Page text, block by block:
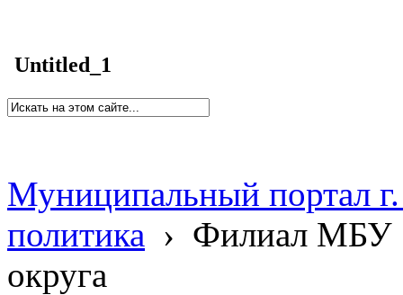
Untitled_1
Муниципальный портал
политика › Филиал МБУ
округа